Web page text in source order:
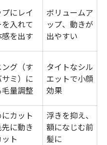
ンズカット体験
直毛も自在に
ンズカットとは
新トレンド比較表
ンズカットの提案
る注目カット
ズカットの選び方
プにレイ
入れて
を出す
ボリュームア
ップ、動きが
出やすい
グ（す
サミ）に
毛量調整
タイトなシル
エットで小顔
効果
カット
先に動き
ト
浮きを抑え、
額になじむ前
髪に